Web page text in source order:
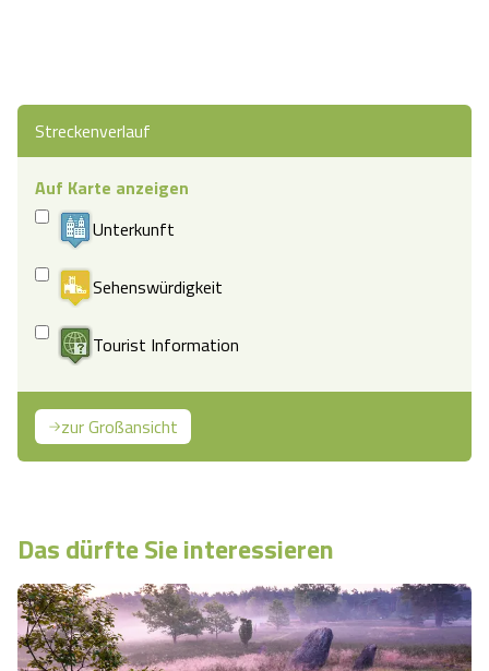
Das dürfte Sie interessieren
Streckenverlauf
Auf Karte anzeigen
Unterkunft
Sehenswürdigkeit
Tourist Information
zur Großansicht